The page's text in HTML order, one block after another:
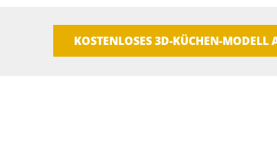
KOSTENLOSES 3D-KÜCHEN-MODELL